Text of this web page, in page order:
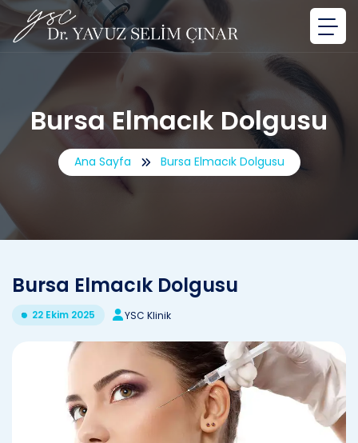
Bursa Elmacık Dolgusu
Ana Sayfa Bursa Elmacık Dolgusu
Bursa Elmacık Dolgusu
22 Ekim 2025 YSC Klinik